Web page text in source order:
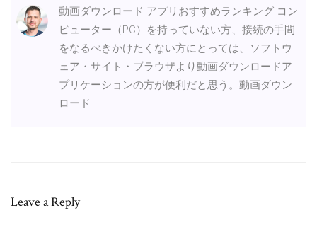
動画ダウンロード アプリおすすめランキング コン
ピューター（PC）を持っていない方、接続の手間
をなるべきかけたくない方にとっては、ソフトウ
ェア・サイト・ブラウザより動画ダウンロードア
プリケーションの方が便利だと思う。動画ダウン
ロード
Leave a Reply